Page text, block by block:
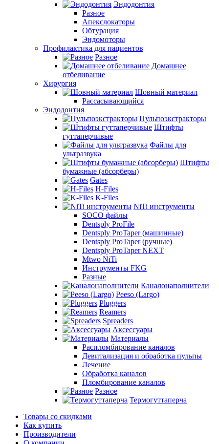
Эндодонтия
Разное
Апекслокаторы
Обтурация
Эндомоторы
Профилактика для пациентов
Разное
Домашнее
отбеливание
Хирургия
Шовный материал
Рассасывающийся
Эндодонтия
Пульпоэкстракторы
Штифты
гуттаперчивые
Файлы для
ультразвука
Штифты
бумажные (абсорберы)
Gates
H-Files
K-Files
NiTi инструменты
SOCO файлы
Dentsply ProFile
Dentsply ProTaper (машинные)
Dentsply ProTaper (ручные)
Dentsply ProTaper NEXT
Mtwo NiTi
Инструменты FKG
Разные
Каналонаполнители
Peeso (Largo)
Pluggers
Reamers
Spreaders
Аксессуары
Материалы
Распломбирование каналов
Девитализация и обработка пульпы
Лечение
Обработка каналов
Пломбирование каналов
Разное
Термогуттаперча
Товары со скидками
Как купить
Производители